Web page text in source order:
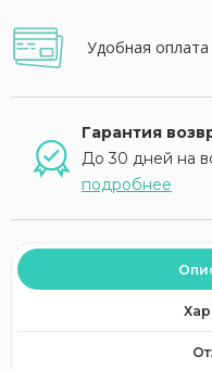
Удобная оплата
Гарантия
До 30 дней на
подробнее